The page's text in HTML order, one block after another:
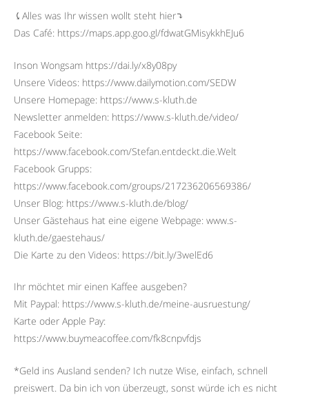
⤹Alles was Ihr wissen wollt steht hier⤵︎
Das Café: https://maps.app.goo.gl/fdwatGMisykkhEJu6
Inson Wongsam https://dai.ly/x8y08py
Unsere Videos: https://www.dailymotion.com/SEDW
Unsere Homepage: https://www.s-kluth.de
Newsletter anmelden: https://www.s-kluth.de/video/
Facebook Seite:
https://www.facebook.com/Stefan.entdeckt.die.Welt
Facebook Grupps:
https://www.facebook.com/groups/217236206569386/
Unser Blog: https://www.s-kluth.de/blog/
Unser Gästehaus hat eine eigene Webpage: www.s-
kluth.de/gaestehaus/
Die Karte zu den Videos: https://bit.ly/3welEd6
Ihr möchtet mir einen Kaffee ausgeben?
Mit Paypal: https://www.s-kluth.de/meine-ausruestung/
Karte oder Apple Pay:
https://www.buymeacoffee.com/fk8cnpvfdjs
*Geld ins Ausland senden? Ich nutze Wise, einfach, schnell
preiswert. Da bin ich von überzeugt, sonst würde ich es nicht